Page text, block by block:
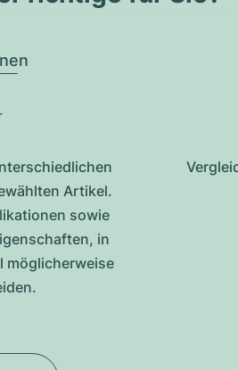
Artikel.
sowie
in
möglicherweise